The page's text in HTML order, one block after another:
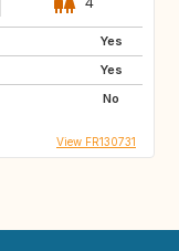
Yes
Yes
No
View FR130731